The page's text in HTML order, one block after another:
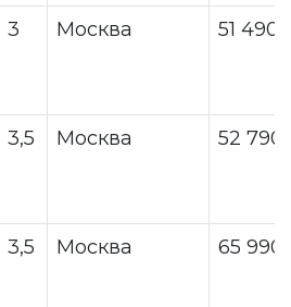
3 Москва 51 490
3,5 Москва 52 790
3,5 Москва 65 990